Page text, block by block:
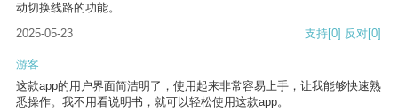
动切换线路的功能。
2025-05-23
支持[0] 反对[0]
游客
这款app的用户界面简洁明了，使用起来非常容易上手，让我能够快速熟
悉操作。我不用看说明书，就可以轻松使用这款app。